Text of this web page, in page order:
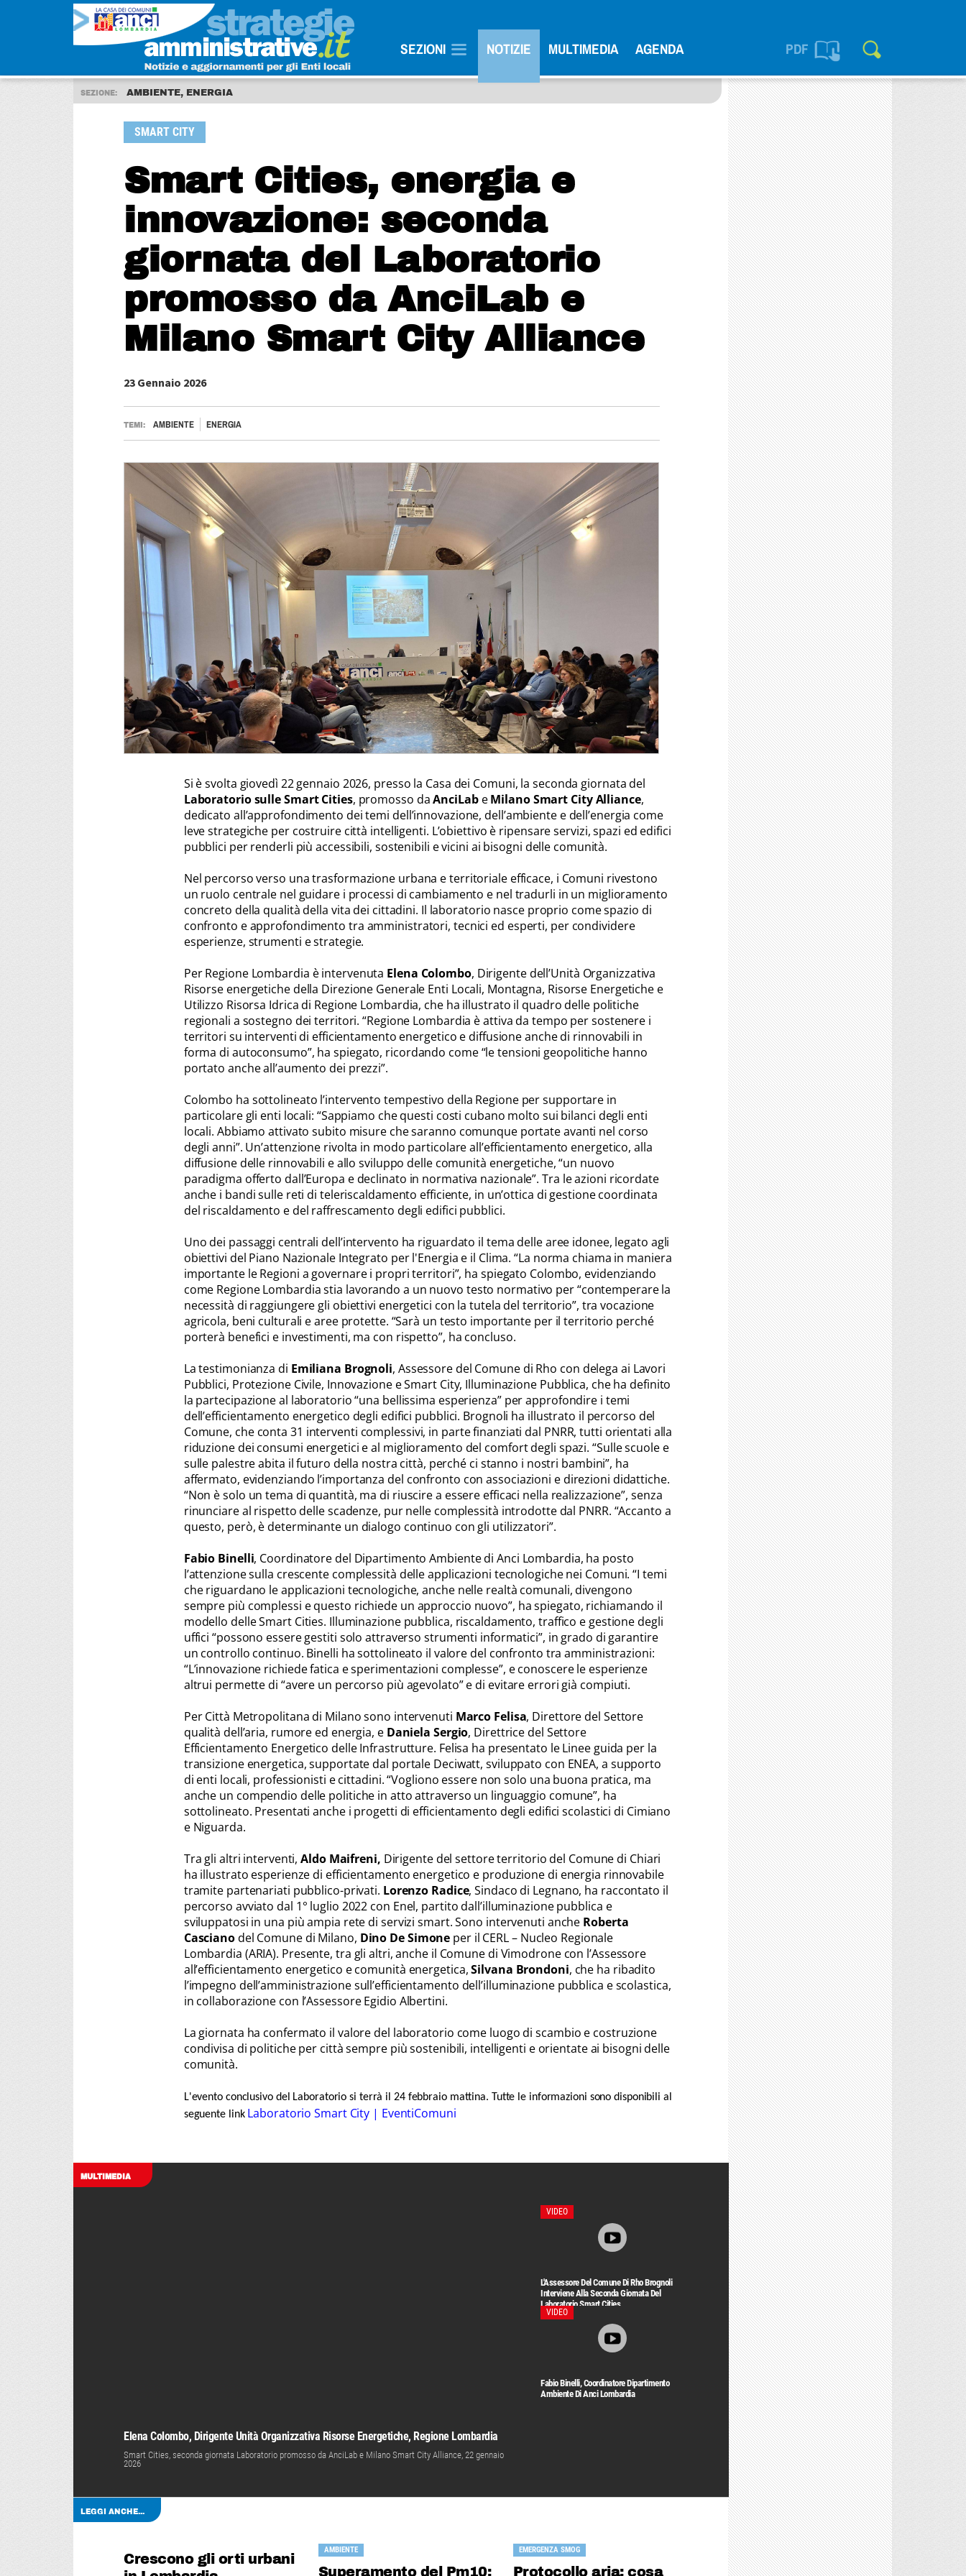
SEZIONI NOTIZIE MULTIMEDIA AGENDA PDF
SEZIONE: AMBIENTE, ENERGIA
SMART CITY
Smart Cities, energia e
innovazione: seconda
giornata del Laboratorio
promosso da AnciLab e
Milano Smart City Alliance
23 Gennaio 2026
TEMI: AMBIENTE ENERGIA
Si è svolta giovedì 22 gennaio 2026, presso la Casa dei Comuni, la seconda giornata del
Laboratorio sulle Smart Cities, promosso daAnciLab eMilano Smart City Alliance,
dedicato all’approfondimento dei temi dell’innovazione, dell’ambiente e dell’energia come
leve strategiche per costruire città intelligenti. L’obiettivo è ripensare servizi, spazi ed edifici
pubblici per renderli più accessibili, sostenibili e vicini ai bisogni delle comunità.
Nel percorso verso una trasformazione urbana e territoriale efficace, i Comuni rivestono
un ruolo centrale nel guidare i processi di cambiamento e nel tradurli in un miglioramento
concreto della qualità della vita dei cittadini. Il laboratorio nasce proprio come spazio di
confronto e approfondimento tra amministratori, tecnici ed esperti, per condividere
esperienze, strumenti e strategie.
Per Regione Lombardia è intervenuta Elena Colombo, Dirigente dell’Unità Organizzativa
Risorse energetiche della Direzione Generale Enti Locali, Montagna, Risorse Energetiche e
Utilizzo Risorsa Idrica di Regione Lombardia, che ha illustrato il quadro delle politiche
regionali a sostegno dei territori. “Regione Lombardia è attiva da tempo per sostenere i
territori su interventi di efficientamento energetico e diffusione anche di rinnovabili in
forma di autoconsumo”, ha spiegato, ricordando come “le tensioni geopolitiche hanno
portato anche all’aumento dei prezzi”.
Colombo ha sottolineato l’intervento tempestivo della Regione per supportare in
particolare gli enti locali: “Sappiamo che questi costi cubano molto sui bilanci degli enti
locali. Abbiamo attivato subito misure che saranno comunque portate avanti nel corso
degli anni”. Un’attenzione rivolta in modo particolare all’efficientamento energetico, alla
diffusione delle rinnovabili e allo sviluppo delle comunità energetiche, “un nuovo
paradigma offerto dall’Europa e declinato in normativa nazionale”. Tra le azioni ricordate
anche i bandi sulle reti di teleriscaldamento efficiente, in un’ottica di gestione coordinata
del riscaldamento e del raffrescamento degli edifici pubblici.
Uno dei passaggi centrali dell’intervento ha riguardato il tema delle aree idonee, legato agli
obiettivi del Piano Nazionale Integrato per l'Energia e il Clima. “La norma chiama in maniera
importante le Regioni a governare i propri territori”, ha spiegato Colombo, evidenziando
come Regione Lombardia stia lavorando a un nuovo testo normativo per “contemperare la
necessità di raggiungere gli obiettivi energetici con la tutela del territorio”, tra vocazione
agricola, beni culturali e aree protette. “Sarà un testo importante per il territorio perché
porterà benefici e investimenti, ma con rispetto”, ha concluso.
La testimonianza di Emiliana Brognoli, Assessore del Comune di Rho con delega ai Lavori
Pubblici, Protezione Civile, Innovazione e Smart City, Illuminazione Pubblica, che ha definito
la partecipazione al laboratorio “una bellissima esperienza” per approfondire i temi
dell’efficientamento energetico degli edifici pubblici. Brognoli ha illustrato il percorso del
Comune, che conta 31 interventi complessivi, in parte finanziati dal PNRR, tutti orientati alla
riduzione dei consumi energetici e al miglioramento del comfort degli spazi. “Sulle scuole e
sulle palestre abita il futuro della nostra città, perché ci stanno i nostri bambini”, ha
affermato, evidenziando l’importanza del confronto con associazioni e direzioni didattiche.
“Non è solo un tema di quantità, ma di riuscire a essere efficaci nella realizzazione”, senza
rinunciare al rispetto delle scadenze, pur nelle complessità introdotte dal PNRR. “Accanto a
questo, però, è determinante un dialogo continuo con gli utilizzatori”.
Fabio Binelli, Coordinatore del Dipartimento Ambiente di Anci Lombardia, ha posto
l’attenzione sulla crescente complessità delle applicazioni tecnologiche nei Comuni. “I temi
che riguardano le applicazioni tecnologiche, anche nelle realtà comunali, divengono
sempre più complessi e questo richiede un approccio nuovo”, ha spiegato, richiamando il
modello delle Smart Cities. Illuminazione pubblica, riscaldamento, traffico e gestione degli
uffici “possono essere gestiti solo attraverso strumenti informatici”, in grado di garantire
un controllo continuo. Binelli ha sottolineato il valore del confronto tra amministrazioni:
“L’innovazione richiede fatica e sperimentazioni complesse”, e conoscere le esperienze
altrui permette di “avere un percorso più agevolato” e di evitare errori già compiuti.
Per Città Metropolitana di Milano sono intervenuti Marco Felisa, Direttore del Settore
qualità dell’aria, rumore ed energia, e Daniela Sergio, Direttrice del Settore
Efficientamento Energetico delle Infrastrutture. Felisa ha presentato le Linee guida per la
transizione energetica, supportate dal portale Deciwatt, sviluppato con ENEA, a supporto
di enti locali, professionisti e cittadini. “Vogliono essere non solo una buona pratica, ma
anche un compendio delle politiche in atto attraverso un linguaggio comune”, ha
sottolineato. Presentati anche i progetti di efficientamento degli edifici scolastici di Cimiano
e Niguarda.
Tra gli altri interventi,Aldo Maifreni, Dirigente del settore territorio del Comune di Chiari
ha illustrato esperienze di efficientamento energetico e produzione di energia rinnovabile
tramite partenariati pubblico-privati. Lorenzo Radice, Sindaco di Legnano, ha raccontato il
percorso avviato dal 1° luglio 2022 con Enel, partito dall’illuminazione pubblica e
sviluppatosi in una più ampia rete di servizi smart. Sono intervenuti anche Roberta
Cascianodel Comune di Milano, Dino De Simone per il CERL – Nucleo Regionale
Lombardia (ARIA). Presente, tra gli altri, anche il Comune di Vimodrone con l’Assessore
all’efficientamento energetico e comunità energetica,Silvana Brondoni, che ha ribadito
l’impegno dell’amministrazione sull’efficientamento dell’illuminazione pubblica e scolastica,
in collaborazione con l’Assessore Egidio Albertini.
La giornata ha confermato il valore del laboratorio come luogo di scambio e costruzione
condivisa di politiche per città sempre più sostenibili, intelligenti e orientate ai bisogni delle
comunità.
L'evento conclusivo del Laboratorio si terrà il 24 febbraio mattina. Tutte le informazioni sono disponibili al
seguente link Laboratorio Smart City | EventiComuni
MULTIMEDIA
Elena Colombo, Dirigente Unità Organizzativa Risorse Energetiche, Regione Lombardia
Smart Cities, seconda giornata Laboratorio promosso da AnciLab e Milano Smart City Alliance, 22 gennaio
2026
VIDEO
L'Assessore Del Comune Di Rho Brognoli
Interviene Alla Seconda Giornata Del
Laboratorio Smart Cities
VIDEO
Fabio Binelli, Coordinatore Dipartimento
Ambiente Di Anci Lombardia
LEGGI ANCHE...
Crescono gli orti urbani
AMBIENTE
Superamento del Pm10:
EMERGENZA SMOG
Protocollo aria: cosa